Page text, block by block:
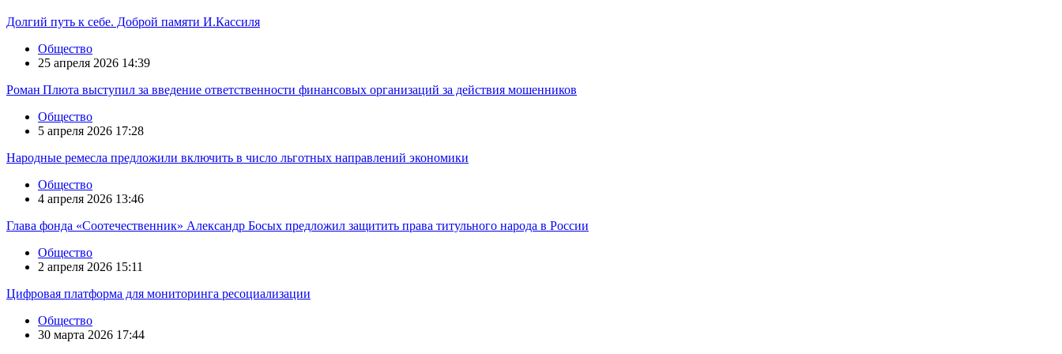
Долгий путь к себе. Доброй памяти И.Кассиля
Общество
25 апреля 2026 14:39
Роман Плюта выступил за введение ответственности финансовых организаций за действия мошенников
Общество
5 апреля 2026 17:28
Народные ремесла предложили включить в число льготных направлений экономики
Общество
4 апреля 2026 13:46
Глава фонда «Соотечественник» Александр Босых предложил защитить права титульного народа в России
Общество
2 апреля 2026 15:11
Цифровая платформа для мониторинга ресоциализации
Общество
30 марта 2026 17:44